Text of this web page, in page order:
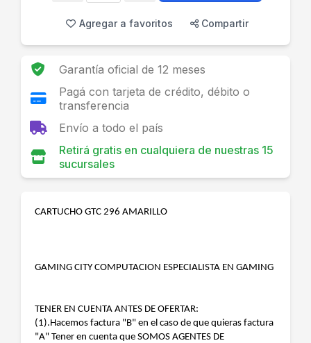
Agregar a favoritos Compartir
Garantía oficial de 12 meses
Pagá con tarjeta de crédito, débito o
transferencia
Envío a todo el país
Retirá gratis en cualquiera de nuestras 15
sucursales
CARTUCHO GTC 296 AMARILLO
GAMING CITY COMPUTACION ESPECIALISTA EN GAMING
TENER EN CUENTA ANTES DE OFERTAR:
(1).Hacemos factura "B" en el caso de que quieras factura
"A" Tener en cuenta que SOMOS AGENTES DE